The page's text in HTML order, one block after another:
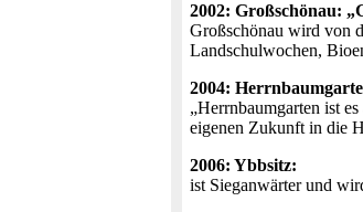
2002: Großschönau:
Großschönau wird von
Landschulwochen,
2004:
„Herrnbaumgarten ist
eigenen Zukunft in die
2006: Ybbsitz:
ist Sieganwärter und